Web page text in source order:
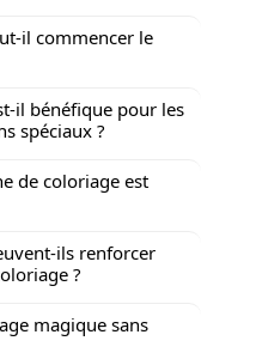
il commencer le
il bénéfique pour les
spéciaux ?
de coloriage est
ils renforcer
?
magique sans